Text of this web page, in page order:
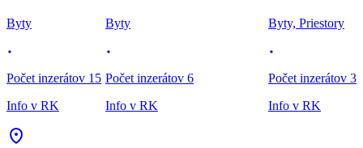
Byty
Počet inzerátov 15
Info v RK
Byty
Počet inzerátov 6
Info v RK
Byty, Priestory
Počet inzerátov 3
Info v RK